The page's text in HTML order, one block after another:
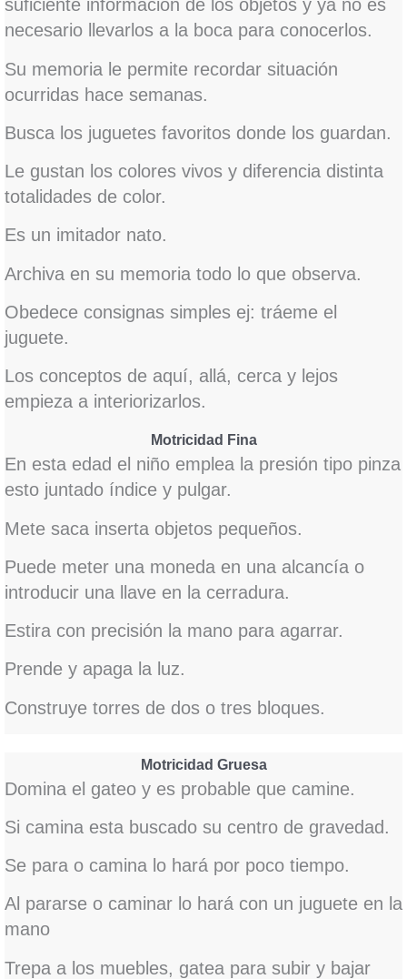
suficiente información de los objetos y ya no es
necesario llevarlos a la boca para conocerlos.
Su memoria le permite recordar situación
ocurridas hace semanas.
Busca los juguetes favoritos donde los guardan.
Le gustan los colores vivos y diferencia distinta
totalidades de color.
Es un imitador nato.
Archiva en su memoria todo lo que observa.
Obedece consignas simples ej: tráeme el
juguete.
Los conceptos de aquí, allá, cerca y lejos
empieza a interiorizarlos.
Motricidad Fina
En esta edad el niño emplea la presión tipo pinza
esto juntado índice y pulgar.
Mete saca inserta objetos pequeños.
Puede meter una moneda en una alcancía o
introducir una llave en la cerradura.
Estira con precisión la mano para agarrar.
Prende y apaga la luz.
Construye torres de dos o tres bloques.
Motricidad Gruesa
Domina el gateo y es probable que camine.
Si camina esta buscado su centro de gravedad.
Se para o camina lo hará por poco tiempo.
Al pararse o caminar lo hará con un juguete en la
mano
Trepa a los muebles, gatea para subir y bajar